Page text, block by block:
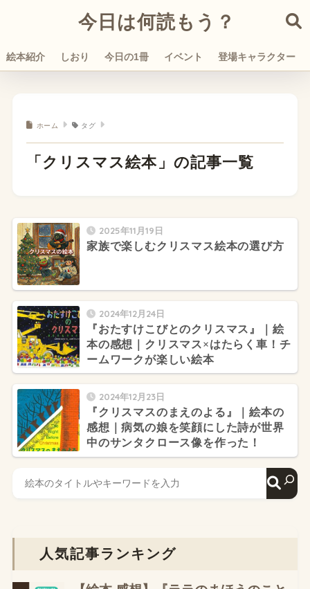
今日は何読もう？
絵本紹介 しおり 今日の1冊 イベント 登場キャラクター
ホーム タグ
「クリスマス絵本」の記事一覧
2025年11月19日
家族で楽しむクリスマス絵本の選び方
2024年12月24日
『おたすけこびとのクリスマス』｜絵
本の感想｜クリスマス×はたらく車！チ
ームワークが楽しい絵本
2024年12月23日
『クリスマスのまえのよる』｜絵本の
感想｜病気の娘を笑顔にした詩が世界
中のサンタクロース像を作った！
人気記事ランキング